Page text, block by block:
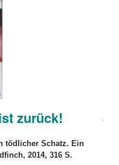
zurück!
tödlicher Schatz. Ein
2014, 316 S.